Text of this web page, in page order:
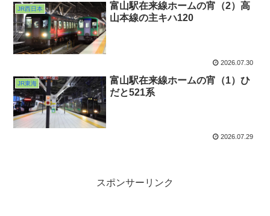
JR西日本
富山駅在来線ホームの宵（2）高
山本線の主キハ120
2026.07.30
JR東海
富山駅在来線ホームの宵（1）ひ
だと521系
2026.07.29
スポンサーリンク